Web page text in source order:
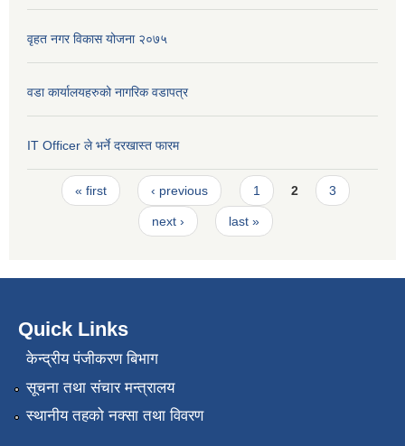
वृहत नगर विकास योजना २०७५
वडा कार्यालयहरुको नागरिक वडापत्र
IT Officer ले भर्ने दरखास्त फारम
Pages
« first ‹ previous 1 2 3
next › last »
Quick Links
केन्द्रीय पंजीकरण बिभाग
सूचना तथा संचार मन्त्रालय
स्थानीय तहको नक्सा तथा विवरण